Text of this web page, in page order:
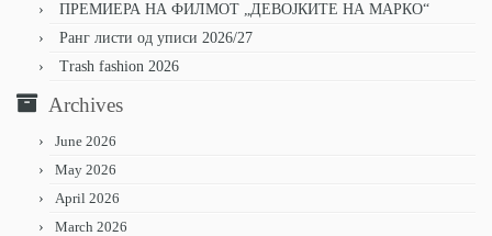
ПРЕМИЕРА НА ФИЛМОТ „ДЕВОЈКИТЕ НА МАРКО“
Ранг листи од уписи 2026/27
Trash fashion 2026
Archives
June 2026
May 2026
April 2026
March 2026